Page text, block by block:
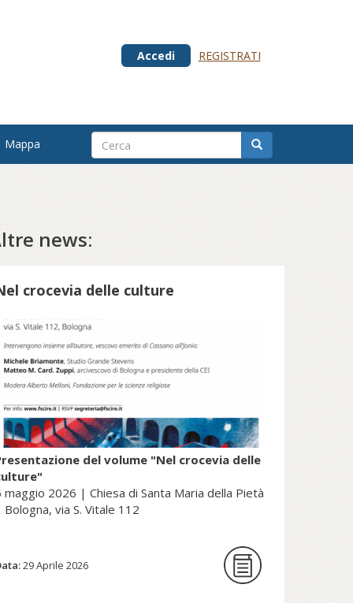
Accedi REGISTRATI
Mappa
news:
crocevia delle culture
del volume "Nel crocevia delle
maggio 2026 | Chiesa di Santa Maria della Pietà
Bologna, via S. Vitale 112
La Fondazione per le scienze
29 Aprile 2026